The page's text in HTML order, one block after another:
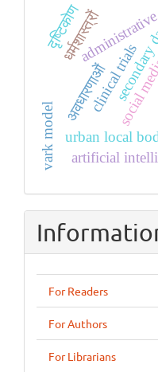
social
urban local
artificial
clinical trials
अवधारणाओं
धर्मशास्त्रों
दृष्टिकोण
vark model
For Readers
For Authors
For Librarians